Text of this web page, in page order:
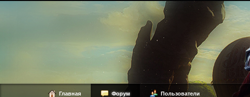
Главная Форум Пользователи